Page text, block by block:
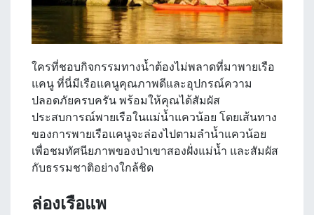
ใครที่ชอบกิจกรรมทางน้ำต้องไม่พลาดที่มาพายเรือ
แคนู ที่นี่มีเรือแคนูคุณภาพดีและอุปกรณ์ความ
ปลอดภัยครบครัน พร้อมให้คุณได้สัมผัส
ประสบการณ์พายเรือในแม่น้ำแควน้อย โดยเส้นทาง
ของการพายเรือแคนูจะล่องไปตามลำน้ำแควน้อย
เพื่อชมทัศนียภาพของป่าเขาสองฝั่งแม่น้ำ และสัมผัส
กับธรรมชาติอย่างใกล้ชิด
ล่องเรือแพ